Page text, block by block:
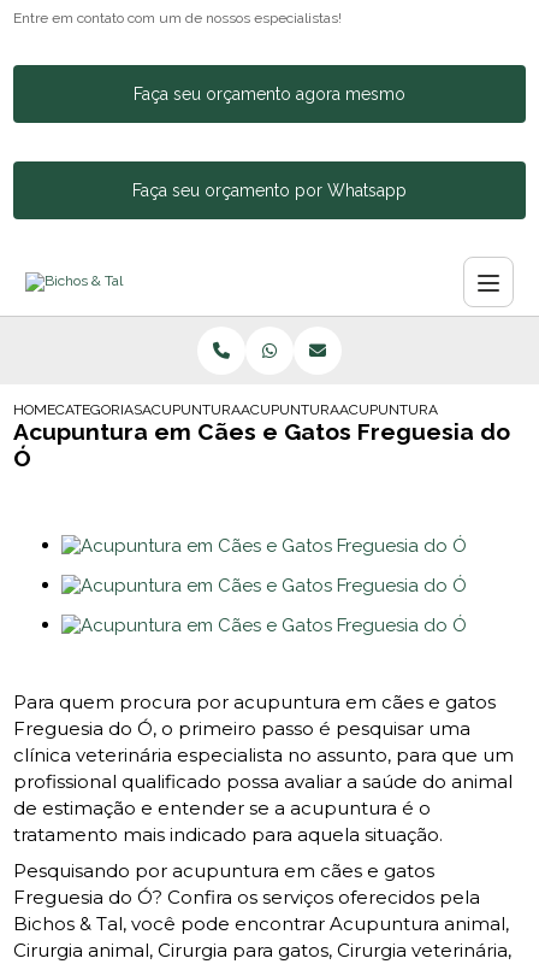
Entre em contato com um de nossos especialistas!
Faça seu orçamento agora mesmo
Faça seu orçamento por Whatsapp
HOMECATEGORIASACUPUNTURA ANIMALACUPUNTURA EM CAES E GATOS
ACUPUNTURA EM CAES E
Acupuntura em Cães e Gatos Freguesia do
Ó
Para quem procura por acupuntura em cães e gatos
Freguesia do Ó, o primeiro passo é pesquisar uma
clínica veterinária especialista no assunto, para que um
profissional qualificado possa avaliar a saúde do animal
de estimação e entender se a acupuntura é o
tratamento mais indicado para aquela situação.
Pesquisando por acupuntura em cães e gatos
Freguesia do Ó? Confira os serviços oferecidos pela
Bichos & Tal, você pode encontrar Acupuntura animal,
Cirurgia animal, Cirurgia para gatos, Cirurgia veterinária,